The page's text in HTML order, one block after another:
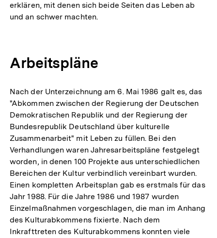
Fußnote
erklären, mit denen sich beide Seiten das Leben ab
und an schwer machten.
Arbeitspläne
Nach der Unterzeichnung am 6. Mai 1986 galt es, das
"Abkommen zwischen der Regierung der Deutschen
Demokratischen Republik und der Regierung der
Bundesrepublik Deutschland über kulturelle
Zusammenarbeit" mit Leben zu füllen. Bei den
Verhandlungen waren Jahresarbeitspläne festgelegt
worden, in denen 100 Projekte aus unterschiedlichen
Bereichen der Kultur verbindlich vereinbart wurden.
Einen kompletten Arbeitsplan gab es erstmals für das
Jahr 1988. Für die Jahre 1986 und 1987 wurden
Einzelmaßnahmen vorgeschlagen, die man im Anhang
des Kulturabkommens fixierte. Nach dem
Inkrafttreten des Kulturabkommens konnten viele